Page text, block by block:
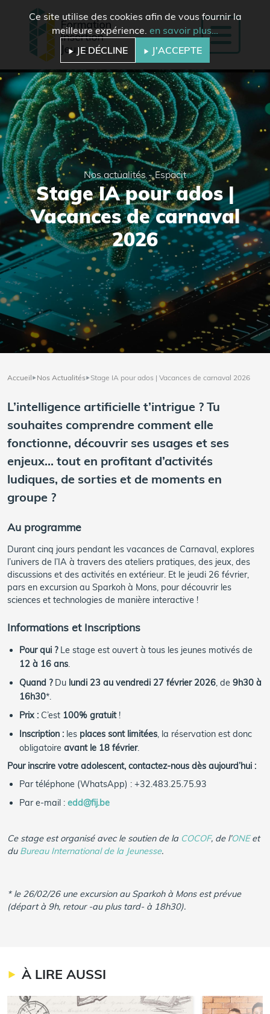
Ce site utilise des cookies afin de vous fournir la
meilleure expérience. en savoir plus…
JE DÉCLINE
J'ACCEPTE
Nos actualités - Espacit
Stage IA pour ados |
Vacances de carnaval
2026
Accueil Nos Actualités Stage IA pour ados | Vacances de carnaval 2026
L’intelligence artificielle t’intrigue ? Tu
souhaites comprendre comment elle
fonctionne, découvrir ses usages et ses
enjeux… tout en profitant d’activités
ludiques, de sorties et de moments en
groupe ?
Au programme
Durant cinq jours pendant les vacances de Carnaval, explores
l’univers de l’IA à travers des ateliers pratiques, des jeux, des
discussions et des activités en extérieur. Et le jeudi 26 février,
pars en excursion au Sparkoh à Mons, pour découvrir les
sciences et technologies de manière interactive !
Informations et Inscriptions
Pour qui ?Le stage est ouvert à tous les jeunes motivés de
12 à 16 ans.
Quand ?Du lundi 23 au vendredi 27 février 2026, de 9h30 à
16h30*.
Prix : C’est 100% gratuit!
Inscription : les places sont limitées, la réservation est donc
obligatoire avant le 18 février.
Pour inscrire votre adolescent, contactez-nous dès aujourd’hui :
Par téléphone (WhatsApp) : +32.483.25.75.93
Par e-mail : edd@fij.be
Ce stage est organisé avec le soutien de la COCOF, de l’ONEet
du Bureau International de la Jeunesse.
* le 26/02/26 une excursion au Sparkoh à Mons est prévue
(départ à 9h, retour -au plus tard- à 18h30).
À LIRE AUSSI